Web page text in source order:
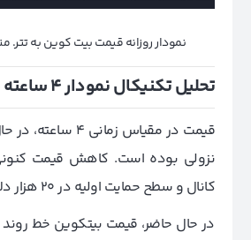
نمودار روزانه قیمت بیت کوین به تتر.
تحلیل تکنیکال نمودار 4 ساعته قیمت بیتکوین
قیمت در مقیاس
نزولی بوده است. کاهش قیمت
کانال و سطح حمایت اولیه در 20 هزار دلار مهار شده است.
در حال حاضر، قیمت بیتکوین خط روند